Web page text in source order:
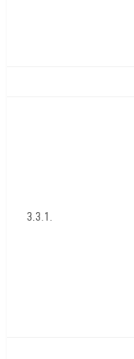
3.3.1.